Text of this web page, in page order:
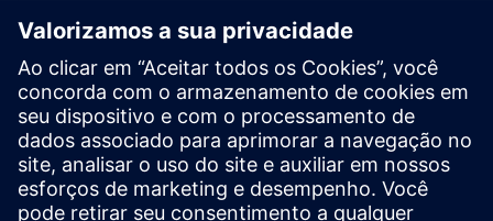
tudo-em-um
O SICAM é uma plataforma universal de hardware e
software que simplifica a automação de energia em
aplicações industriais, de rede e renováveis. Ele ajuda
você a atingir as metas climáticas, garantir a
segurança cibernética e otimizar a equipe.